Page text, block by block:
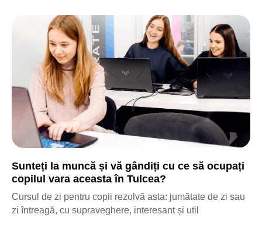
Sunteți la muncă și vă gândiți cu ce să ocupați
copilul vara aceasta în Tulcea?
Cursul de zi pentru copii rezolvă asta: jumătate de zi sau
zi întreagă, cu supraveghere, interesant și util